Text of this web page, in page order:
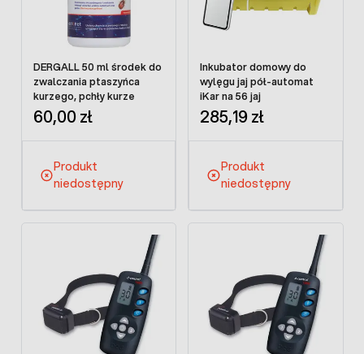
DERGALL 50 ml środek do
zwalczania ptaszyńca
kurzego, pchły kurze
60,00 zł
Produkt
niedostępny
Inkubator domowy do
wylęgu jaj pół-automat
iKar na 56 jaj
285,19 zł
Produkt
niedostępny